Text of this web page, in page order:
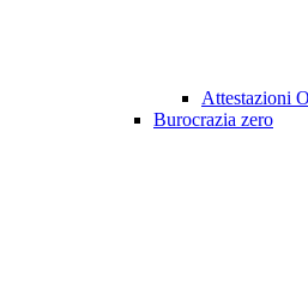
Attestazioni
Burocrazia zero